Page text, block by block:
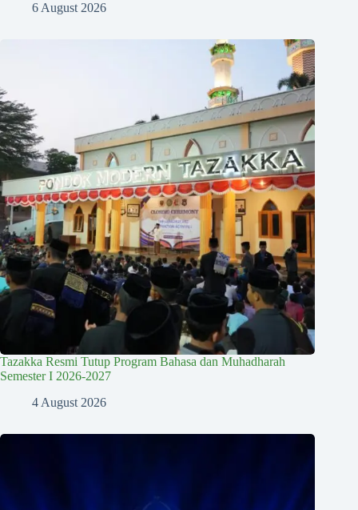
6 August 2026
Tazakka Resmi Tutup Program Bahasa dan Muhadharah
Semester I 2026-2027
4 August 2026